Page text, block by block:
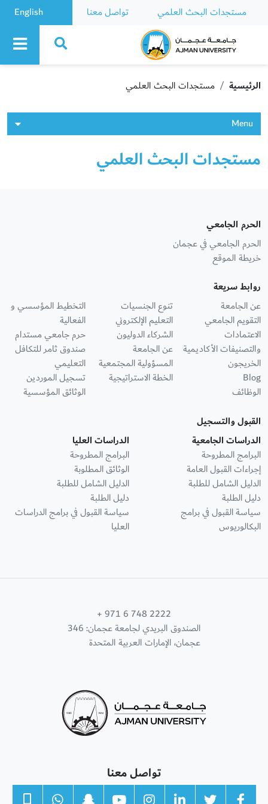
مستجدات البحث العلمي تواصل معنا English
Ajman University
الرئيسية مستجدات البحث العلمي
Menu
مستجدات البحث العلمي
الحرم الجامعي
الحرم الجامعي في عجمان
خريطة الموقع
روابط سريعة
عن الجامعة
التقويم الجامعي
الاعتمادات
والتصنيفات الأكاديمية
الخريجون
Blog
الوظائف
تنوع الجنسيات
التعليم الإلكتروني
الشركاء الدوليون
عن الجامعة
المسؤولية المجتمعية
الخطة الاستراتيجية
التخطيط المؤسسي و
الفعالية
حرم جامعي مستدام
صندوق ثامر للتكافل
التعليمي
تسجيل الموردين
الوثائق المؤسسية
القبول والتسجيل
الدراسات الجامعية
البرامج المطروحة
إجراءات القبول العامة
الدليل الشامل للطلبة
دليل الطلبة
سياسة القبول في برامج
البكالوريوس
الدراسات العليا
البرامج المطروحة
الوثائق المطلوبة
الدليل الشامل للطلبة
دليل الطلبة
سياسة القبول في برامج الدراسات
العليا
+ 971 6 748 2222
الصندوق البريدي لجامعة عجمان: 346
عجمان، الإمارات العربية المتحدة
تواصل معنا